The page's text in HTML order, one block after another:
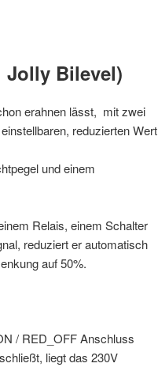
Jolly Bilevel)
erahnen lässt, mit zwei
reduzierten Wert
und einem
Relais, einem Schalter
reduziert er automatisch
auf 50%.
/ RED_OFF Anschluss
liegt das 230V